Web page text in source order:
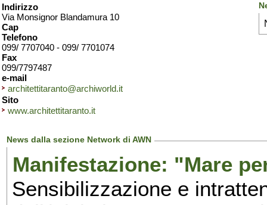
Indirizzo
Via Monsignor Blandamura 10
Cap
Telefono
099/ 7707040 - 099/ 7701074
Fax
099/7797487
e-mail
architettitaranto@archiworld.it
Sito
www.architettitaranto.it
News dalla sezione Network di AWN
Manifestazione: "Mare
Sensibilizzazione e